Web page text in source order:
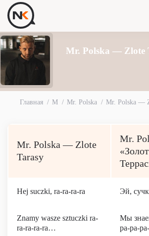
Mr. Polska — Zlote
Главная M Mr. Polska Mr. Polska —
Mr. Polska — Zlote
Tarasy
Mr.
Hej suczki, ra-ra-ra-ra Эй,
Znamy wasze sztuczki ra-
ra-ra-ra-ra…
Мы
ра-ра-